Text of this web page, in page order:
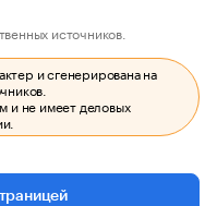
источников.
и сгенерирована на
и не имеет деловых